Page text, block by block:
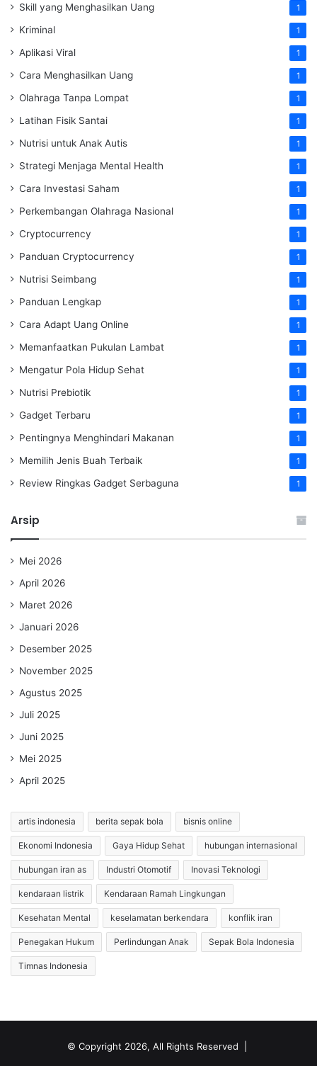
Skill yang Menghasilkan Uang 1
Kriminal 1
Aplikasi Viral 1
Cara Menghasilkan Uang 1
Olahraga Tanpa Lompat 1
Latihan Fisik Santai 1
Nutrisi untuk Anak Autis 1
Strategi Menjaga Mental Health 1
Cara Investasi Saham 1
Perkembangan Olahraga Nasional 1
Cryptocurrency 1
Panduan Cryptocurrency 1
Nutrisi Seimbang 1
Panduan Lengkap 1
Cara Adapt Uang Online 1
Memanfaatkan Pukulan Lambat 1
Mengatur Pola Hidup Sehat 1
Nutrisi Prebiotik 1
Gadget Terbaru 1
Pentingnya Menghindari Makanan 1
Memilih Jenis Buah Terbaik 1
Review Ringkas Gadget Serbaguna 1
Arsip
Mei 2026
April 2026
Maret 2026
Januari 2026
Desember 2025
November 2025
Agustus 2025
Juli 2025
Juni 2025
Mei 2025
April 2025
artis indonesia berita sepak bola bisnis online
Ekonomi Indonesia Gaya Hidup Sehat hubungan internasional
hubungan iran as Industri Otomotif Inovasi Teknologi
kendaraan listrik Kendaraan Ramah Lingkungan
Kesehatan Mental keselamatan berkendara konflik iran
Penegakan Hukum Perlindungan Anak Sepak Bola Indonesia
Timnas Indonesia
© Copyright 2026, All Rights Reserved |